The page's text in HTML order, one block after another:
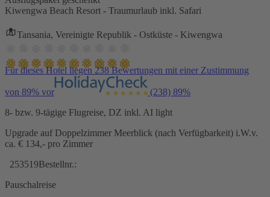
Kiwengwa Beach Resort - Traumurlaub inkl. Safari
Tansania, Vereinigte Republik - Ostküste - Kiwengwa
Für dieses Hotel liegen 238 Bewertungen mit einer Zustimmung
von 89% vor (238) 89%
8- bzw. 9-tägige Flugreise, DZ inkl. AI light
Upgrade auf Doppelzimmer Meerblick (nach Verfügbarkeit) i.W.v.
ca. € 134,- pro Zimmer
253519Bestellnr.:
Pauschalreise